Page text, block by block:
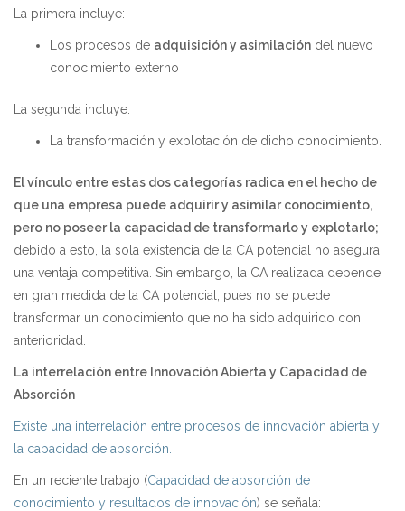
La primera incluye:
Los procesos de adquisición y asimilación del nuevo
conocimiento externo
La segunda incluye:
La transformación y explotación de dicho conocimiento.
El vínculo entre estas dos categorías radica en el hecho de
que una empresa puede adquirir y asimilar conocimiento,
pero no poseer la capacidad de transformarlo y explotarlo;
debido a esto, la sola existencia de la CA potencial no asegura
una ventaja competitiva. Sin embargo, la CA realizada depende
en gran medida de la CA potencial, pues no se puede
transformar un conocimiento que no ha sido adquirido con
anterioridad.
La interrelación entre Innovación Abierta y Capacidad de
Absorción
Existe una interrelación entre procesos de innovación abierta y
la capacidad de absorción.
En un reciente trabajo (Capacidad de absorción de
conocimiento y resultados de innovación) se señala: